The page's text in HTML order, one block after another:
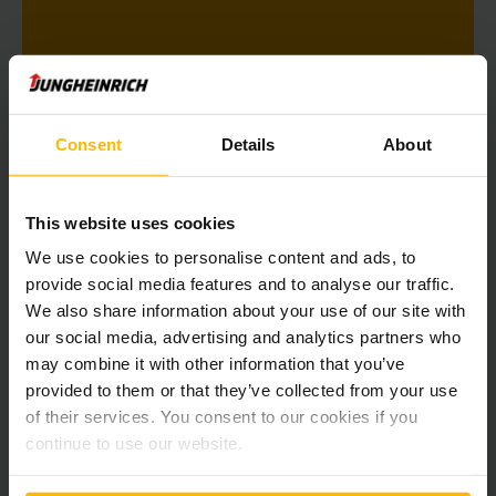
Consent Details About
This website uses cookies
We use cookies to personalise content and ads, to
provide social media features and to analyse our traffic.
We also share information about your use of our site with
our social media, advertising and analytics partners who
may combine it with other information that you’ve
provided to them or that they’ve collected from your use
of their services. You consent to our cookies if you
continue to use our website.
70 Jahre Jungheinrich Österreich
MEHR ERFAHREN